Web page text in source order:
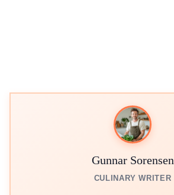
Gunnar Sorensen
CULINARY WRITER